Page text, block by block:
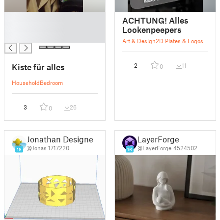
Kiste für alles
HouseholdBedroom
3 0 26
ACHTUNG! Alles
Lookenpeepers
Art & Design2D Plates & Logos
2 0 11
16
Jonathan Designer
@Jonas_1717220 16
LayerForge
@LayerForge_4524502